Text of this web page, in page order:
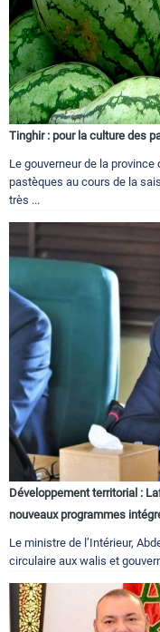
Tinghir : pour la culture des
Le gouverneur de la province
pastèques au cours de la
très ...
Développement territorial :
nouveaux programmes
Le ministre de l’Intérieur,
circulaire aux walis et